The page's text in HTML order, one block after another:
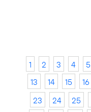
1 2 3 4 5
13
14 15 16
23
24 25